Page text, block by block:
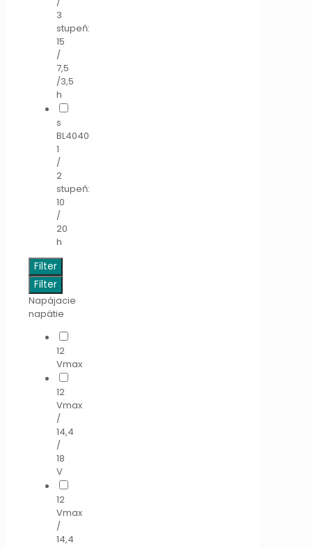
3
stupeň:
15
/
7,5
/3,5
h
s
BL4040
1
/
2
stupeň:
10
/
20
h
Filter
Filter
Napájacie
napätie
12
Vmax
12
Vmax
/
14,4
/
18
V
12
Vmax
/
14,4